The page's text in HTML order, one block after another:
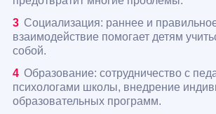
Социализация: раннее и
взаимодействие помогает детям
собой.
Образование: сотрудничество с
психологами школы, внедрение
образовательных программ.